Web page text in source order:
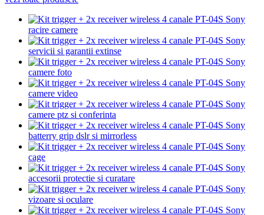
racire camere
servicii si garantii extinse
camere foto
camere video
camere ptz si conferinta
batterry grip dslr si mirrorless
cage
accesorii protectie si curatare
vizoare si oculare